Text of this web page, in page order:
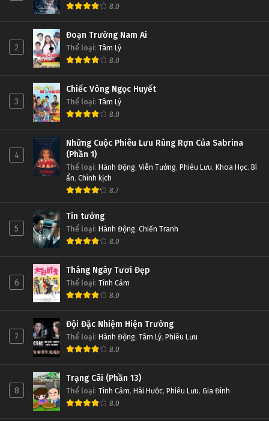
8.0
2
Đoạn Trường Nam Ai
Thể loại: Tâm Lý
8.0
3
Chiếc Vòng Ngọc Huyết
Thể loại: Tâm Lý
8.0
4
Những Cuộc Phiêu Lưu Rùng Rợn Của Sabrina
(Phần 1)
Thể loại: Hành Động, Viễn Tưởng, Phiêu Lưu, Khoa Học, Bí
ẩn, Chính kịch
8.7
5
Tin tưởng
Thể loại: Hành Động, Chiến Tranh
8.0
6
Tháng Ngày Tươi Đẹp
Thể loại: Tình Cảm
8.0
7
Đội Đặc Nhiệm Hiện Trường
Thể loại: Hành Động, Tâm Lý, Phiêu Lưu
8.0
8
Trạng Cãi (Phần 13)
Thể loại: Tình Cảm, Hài Hước, Phiêu Lưu, Gia Đình
8.0